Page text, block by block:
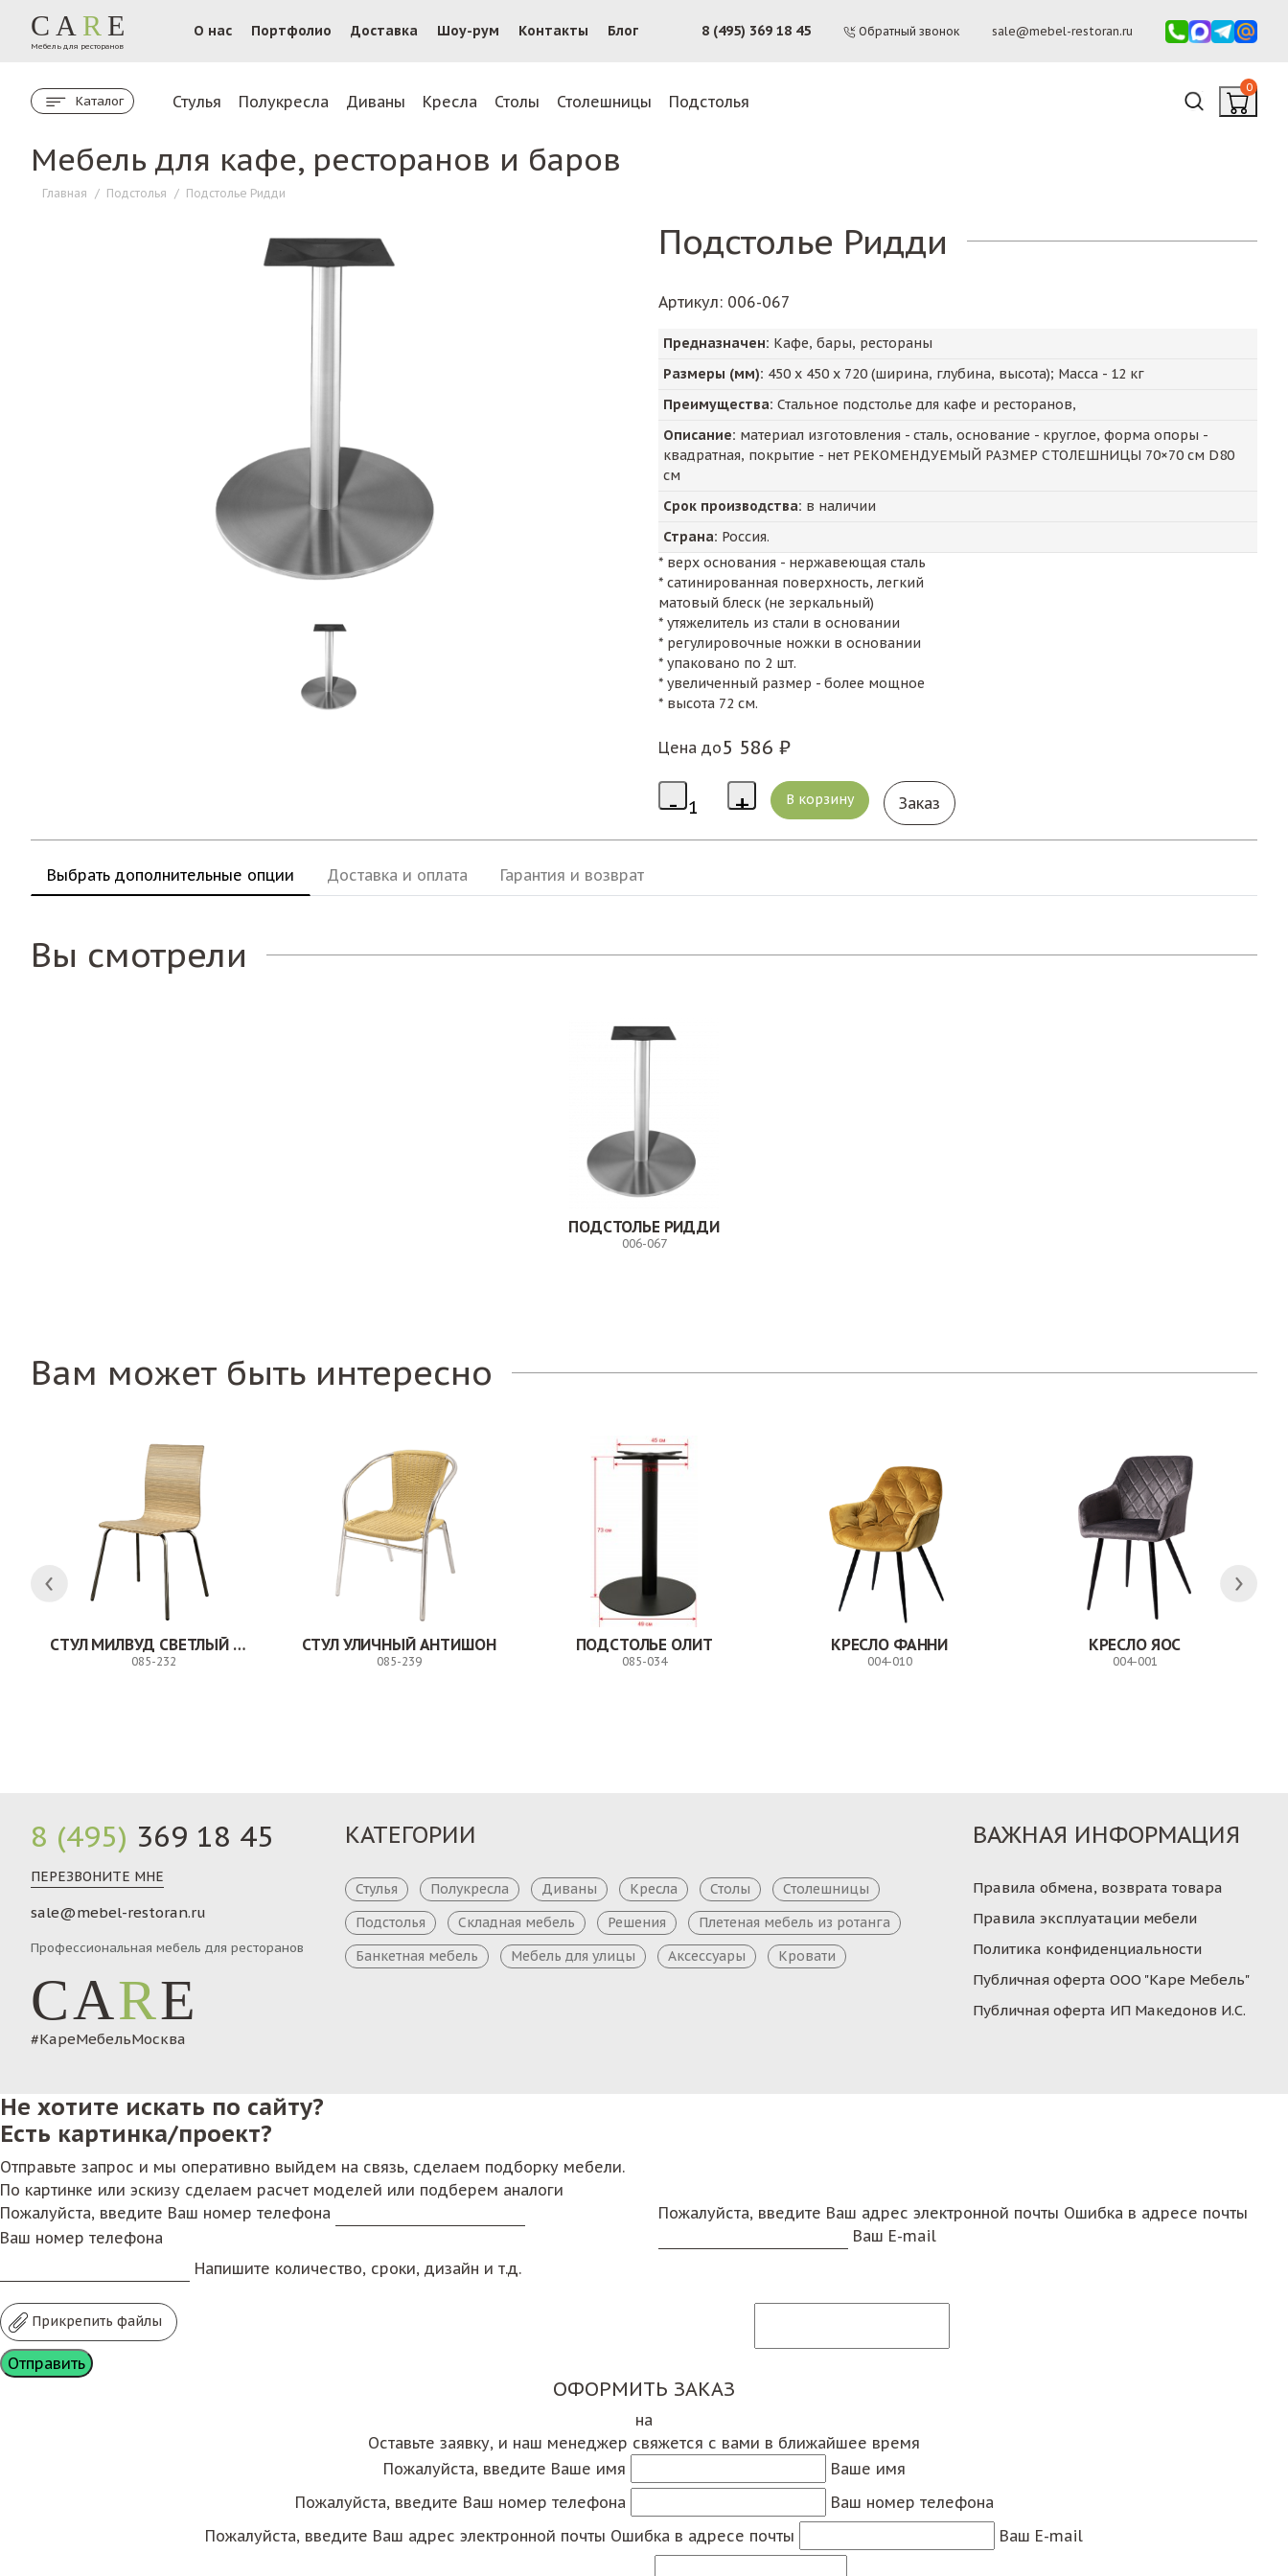
CA R E
Мебель для ресторанов
О нас Портфолио Доставка Шоу-рум Контакты Блог 8 (495) 369 18 45 Обратный звонок sale@mebel-restoran.ru
Каталог Стулья Полукресла Диваны Кресла Столы Столешницы Подстолья
0
Мебель для кафе, ресторанов и баров
Главная / Подстолья / Подстолье Ридди
Подстолье Ридди
Артикул: 006-067
Предназначен: Кафе, бары, рестораны
Размеры (мм): 450 х 450 х 720 (ширина, глубина, высота); Масса - 12 кг
Преимущества: Стальное подстолье для кафе и ресторанов,
Описание: материал изготовления - сталь, основание - круглое, форма опоры -
квадратная, покрытие - нет РЕКОМЕНДУЕМЫЙ РАЗМЕР СТОЛЕШНИЦЫ 70×70 см D80
см
Срок производства: в наличии
Страна: Россия.
* верх основания - нержавеющая сталь
* сатинированная поверхность, легкий
матовый блеск (не зеркальный)
* утяжелитель из стали в основании
* регулировочные ножки в основании
* упаковано по 2 шт.
* увеличенный размер - более мощное
* высота 72 см.
Цена до5 586 ₽
Заказ
Выбрать дополнительные опции Доставка и оплата Гарантия и возврат
Вы смотрели
ПОДСТОЛЬЕ РИДДИ
006-067
Вам может быть интересно
СТУЛ МИЛВУД СВЕТЛЫЙ ШЕЛК
085-232
СТУЛ УЛИЧНЫЙ АНТИШОН
085-239
ПОДСТОЛЬЕ ОЛИТ
085-034
КРЕСЛО ФАННИ
004-010
КРЕСЛО ЯОС
004-001
8 (495) 369 18 45
ПЕРЕЗВОНИТЕ МНЕ
sale@mebel-restoran.ru
Профессиональная мебель для ресторанов
CARE
#КареМебельМосква
КАТЕГОРИИ
Стулья Полукресла Диваны Кресла Столы
Столешницы
Подстолья
Складная мебель Решения
Плетеная мебель из ротанга
Банкетная мебель
Мебель для улицы Аксессуары Кровати
ВАЖНАЯ ИНФОРМАЦИЯ
Правила обмена, возврата товара
Правила эксплуатации мебели
Политика конфиденциальности
Публичная оферта ООО "Каре Мебель"
Публичная оферта ИП Македонов И.С.
Не хотите искать по сайту?
Есть картинка/проект?
Отправьте запрос и мы оперативно выйдем на связь, сделаем подборку мебели.
По картинке или эскизу сделаем расчет моделей или подберем аналоги
Пожалуйста, введите Ваш номер телефона
Ваш номер телефона
Пожалуйста, введите Ваш адрес электронной почты Ошибка в адресе почты
Ваш E-mail
Напишите количество, сроки, дизайн и т.д.
Прикрепить файлы
ОФОРМИТЬ ЗАКАЗ
на
Оставьте заявку, и наш менеджер свяжется с вами в ближайшее время
Пожалуйста, введите Ваше имя
Ваше имя
Пожалуйста, введите Ваш номер телефона
Ваш номер телефона
Пожалуйста, введите Ваш адрес электронной почты Ошибка в адресе почты Ваш E-mail